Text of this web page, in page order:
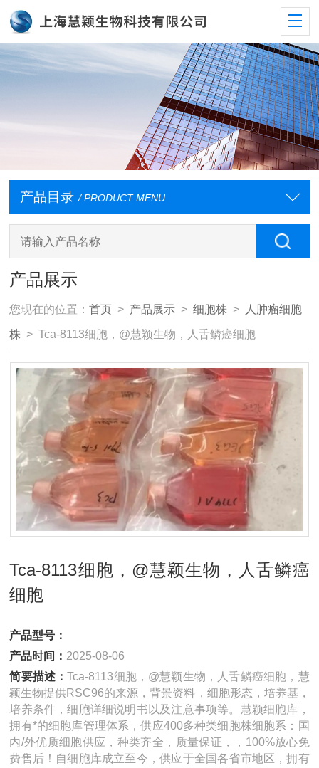
产品目录 / PRODUCT MENU
产品展示
您现在的位置：首页 > 产品展示 >细胞株 > 人肿瘤细胞
株 > Tca-8113细胞，@慧颖生物，人舌鳞癌细胞
Tca-8113细胞，@慧颖生物，人舌鳞癌
细胞
产品型号：
产品时间： 2025-08-06
简要描述：Tca-8113细胞，@慧颖生物，人舌鳞癌细胞，慧
颖生物提供RSC96的来源，背景资料，细胞形态，培养基，
培养条件，细胞详细说明书以及注意事项等。慧颖细胞库，
拥有*的细胞库管理体系，供应400多种类细胞株细胞系：国
内/外优质细胞供应，种类齐全，质量保证，，100%放心免
费售后！自细胞库成立至今，供应于全国各省市地区，拥有